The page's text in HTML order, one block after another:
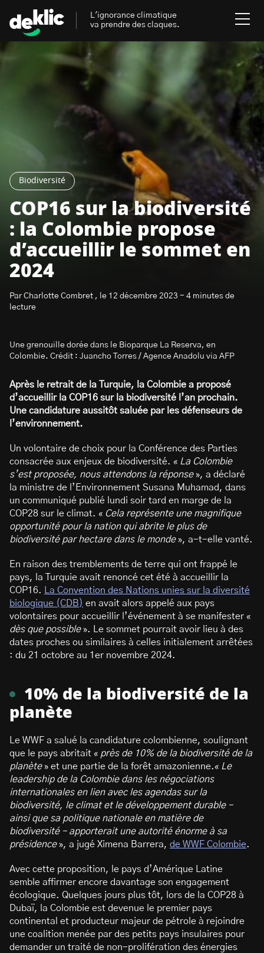
Biodiversité
COP16 sur la biodiversité
: la Colombie propose
d’accueillir le sommet en
2024
Par Charlotte Combret , le 12 décembre 2023 - 4 minutes de
lecture
Une grenouille dorée dans le Bioparque La Reserva, en
Colombie. Crédit : Juancho Torres / Agence Anadolu via AFP
Après le retrait de la Turquie, la Colombie a proposé
d’accueillir la COP16 sur la biodiversité l’an prochain.
Une candidature aussitôt saluée par les défenseurs de
l’environnement.
Un volontaire de choix pour la Conférence des Parties
consacrée aux enjeux de biodiversité. « La Colombie
s’est proposée, nous attendons la réponse», a déclaré
la ministre de l’Environnement Susana Muhamad, dans
un communiqué publié lundi soir tard en marge de la
COP28 sur le climat. « Cela représente une magnifique
opportunité pour la nation qui abrite le plus de
biodiversité par hectare dans le monde», a-t-elle vanté.
En raison des tremblements de terre qui ont frappé le
pays, la Turquie avait renoncé cet été à accueillir la
COP16.
La Convention des Nations unies sur la diversité
biologique (CDB) en avait alors appelé aux pays
volontaires pour accueillir l’événement à se manifester «
dès que possible». Le sommet pourrait avoir lieu à des
dates proches ou similaires à celles initialement arrêtées
: du 21 octobre au 1er novembre 2024.
10% de la biodiversité de la
planète
Le WWF a salué la candidature colombienne, soulignant
que le pays abritait « près de 10% de la biodiversité de la
planète» et une partie de la forêt amazonienne.« Le
leadership de la Colombie dans les négociations
internationales en lien avec les agendas sur la
biodiversité, le climat et le développement durable –
ainsi que sa politique nationale en matière de
biodiversité – apporterait une autorité énorme à sa
présidence», a jugé Ximena Barrera, de WWF Colombie.
Avec cette proposition, le pays d’Amérique Latine
semble affirmer encore davantage son engagement
écologique. Quelques jours plus tôt, lors de la COP28 à
Dubaï, la Colombie est devenue le premier pays
continental et producteur majeur de pétrole à rejoindre
une coalition menée par des petits pays insulaires pour
demander un traité de non-prolifération des énergies
L'ignorance climatique
va prendre des claques.
Rechercher
Environnement
Aides, bons plans & cie
Mobilités durables
Gestes écologiques
Inspiré.es inspirant.es
S’abonner à la newsletter
Les mots clés les plus
recherchés sur Deklic
Transition Écologique deklic kids
interview Volte-face influenceur.se